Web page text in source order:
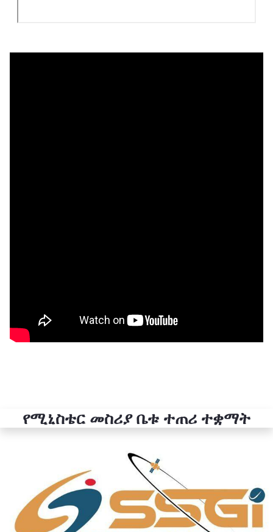
የሚኒስቴር መስሪያ ቤቱ ተጠሪ ተቋማት